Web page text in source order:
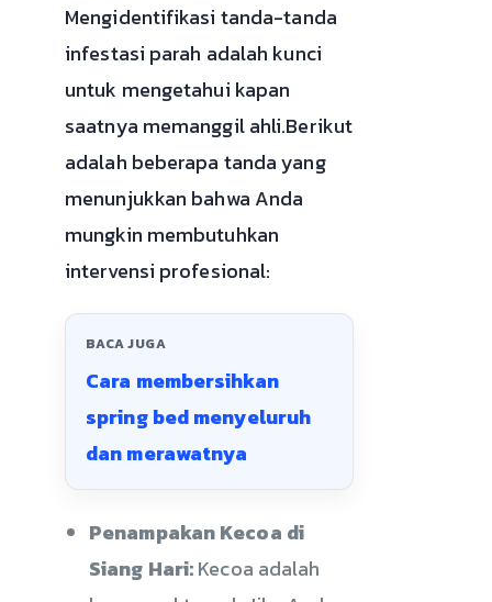
Mengidentifikasi tanda-tanda
infestasi parah adalah kunci
untuk mengetahui kapan
saatnya memanggil ahli.Berikut
adalah beberapa tanda yang
menunjukkan bahwa Anda
mungkin membutuhkan
intervensi profesional:
BACA JUGA
Cara membersihkan
spring bed menyeluruh
dan merawatnya
Penampakan Kecoa di
Siang Hari:Kecoa adalah